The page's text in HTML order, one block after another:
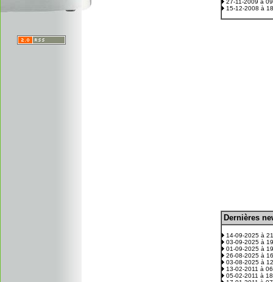
27-11-2009 à
15-12-2008 à
Dernières
14-09-2025 à
03-09-2025 à
01-09-2025 à
26-08-2025 à
03-08-2025 à
13-02-2011 à
05-02-2011 à